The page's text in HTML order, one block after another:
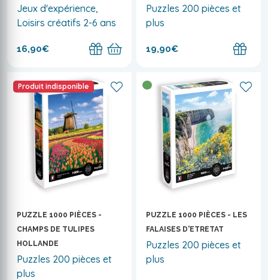
Jeux d'expérience,
Loisirs créatifs 2-6 ans
16,90€
Puzzles 200 pièces et
plus
19,90€
Produit indisponible
PUZZLE 1000 PIÈCES -
CHAMPS DE TULIPES
HOLLANDE
Puzzles 200 pièces et
plus
PUZZLE 1000 PIÈCES - LES
FALAISES D'ETRETAT
Puzzles 200 pièces et
plus